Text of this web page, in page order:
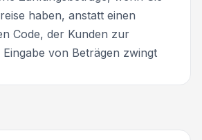
haben, anstatt einen
Code, der Kunden zur
Eingabe von Beträgen zwingt